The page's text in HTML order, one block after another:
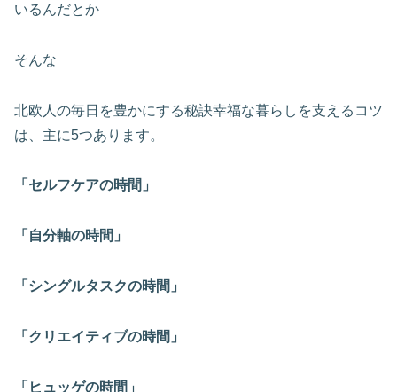
いるんだとか
そんな
北欧人の毎日を豊かにする秘訣幸福な暮らしを支えるコツ
は、主に5つあります。
「セルフケアの時間」
「自分軸の時間」
「シングルタスクの時間」
「クリエイティブの時間」
「ヒュッゲの時間」